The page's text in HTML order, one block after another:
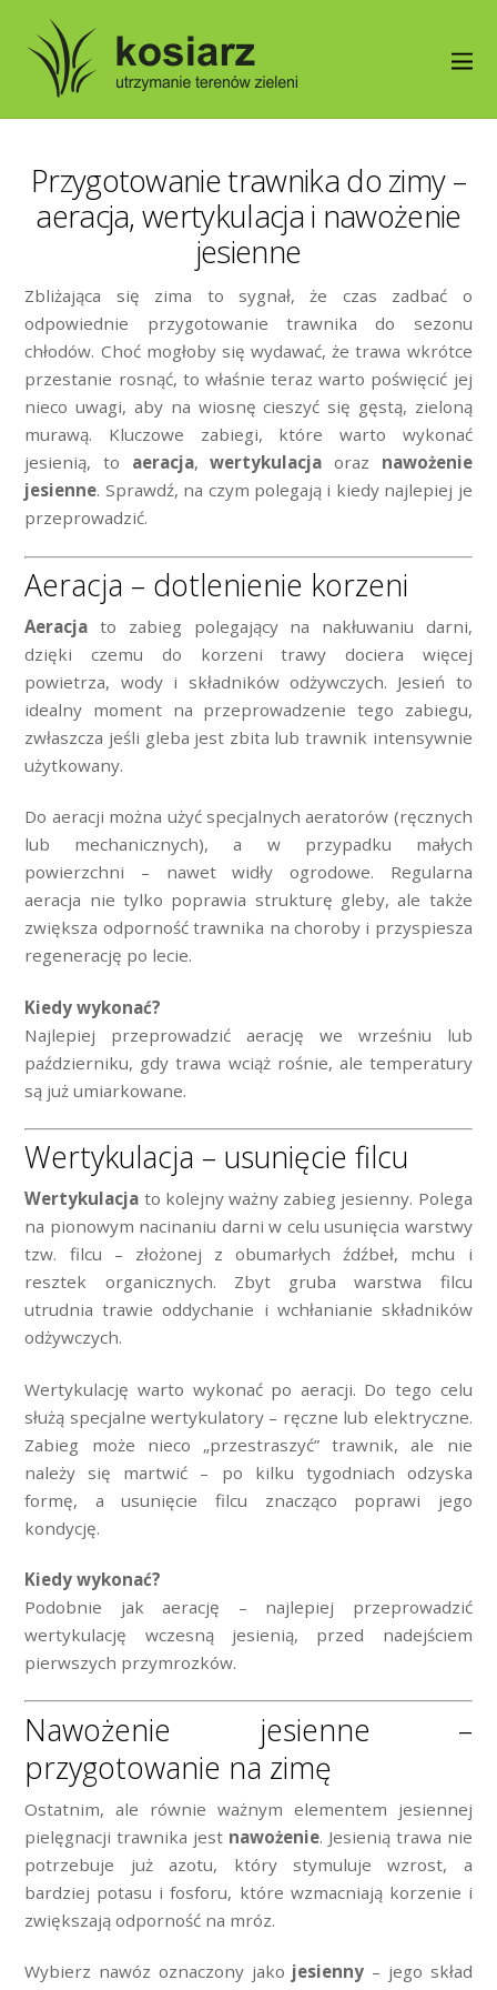
Przygotowanie trawnika do zimy –
aeracja, wertykulacja i nawożenie
jesienne
Zbliżająca się zima to sygnał, że czas zadbać o
odpowiednie przygotowanie trawnika do sezonu
chłodów. Choć mogłoby się wydawać, że trawa wkrótce
przestanie rosnąć, to właśnie teraz warto poświęcić jej
nieco uwagi, aby na wiosnę cieszyć się gęstą, zieloną
murawą. Kluczowe zabiegi, które warto wykonać
jesienią, to aeracja,wertykulacja oraz nawożenie
jesienne. Sprawdź, na czym polegają i kiedy najlepiej je
przeprowadzić.
Aeracja – dotlenienie korzeni
Aeracja to zabieg polegający na nakłuwaniu darni,
dzięki czemu do korzeni trawy dociera więcej
powietrza, wody i składników odżywczych. Jesień to
idealny moment na przeprowadzenie tego zabiegu,
zwłaszcza jeśli gleba jest zbita lub trawnik intensywnie
użytkowany.
Do aeracji można użyć specjalnych aeratorów (ręcznych
lub mechanicznych), a w przypadku małych
powierzchni – nawet widły ogrodowe. Regularna
aeracja nie tylko poprawia strukturę gleby, ale także
zwiększa odporność trawnika na choroby i przyspiesza
regenerację po lecie.
Kiedy wykonać?
Najlepiej przeprowadzić aerację we wrześniu lub
październiku, gdy trawa wciąż rośnie, ale temperatury
są już umiarkowane.
Wertykulacja – usunięcie filcu
Wertykulacja to kolejny ważny zabieg jesienny. Polega
na pionowym nacinaniu darni w celu usunięcia warstwy
tzw. filcu – złożonej z obumarłych źdźbeł, mchu i
resztek organicznych. Zbyt gruba warstwa filcu
utrudnia trawie oddychanie i wchłanianie składników
odżywczych.
Wertykulację warto wykonać po aeracji. Do tego celu
służą specjalne wertykulatory – ręczne lub elektryczne.
Zabieg może nieco „przestraszyć” trawnik, ale nie
należy się martwić – po kilku tygodniach odzyska
formę, a usunięcie filcu znacząco poprawi jego
kondycję.
Kiedy wykonać?
Podobnie jak aerację – najlepiej przeprowadzić
wertykulację wczesną jesienią, przed nadejściem
pierwszych przymrozków.
Nawożenie jesienne –
przygotowanie na zimę
Ostatnim, ale równie ważnym elementem jesiennej
pielęgnacji trawnika jest nawożenie. Jesienią trawa nie
potrzebuje już azotu, który stymuluje wzrost, a
bardziej potasu i fosforu, które wzmacniają korzenie i
zwiększają odporność na mróz.
Wybierz nawóz oznaczony jako jesienny – jego skład